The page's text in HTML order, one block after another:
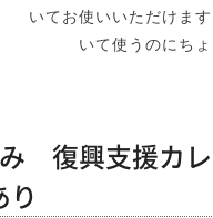
いてお使いいただけま
いて使うのにち
復興支援カ